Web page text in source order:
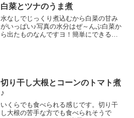
クペッパー、塩揚げ油＝＝＝サクサク衣
＝＝＝小麦...
白菜とツナのうま煮
水なしでじっくり煮込むから白菜の甘み
がいっぱい♪写真の水分はぜ～んぶ白菜か
ら出たものなんですヨ！簡単にできるの
切り干し大根とコーンのトマト煮
♪
いくらでも食べられる感じです。切り干
し大根の苦手な方でも食べられそうで